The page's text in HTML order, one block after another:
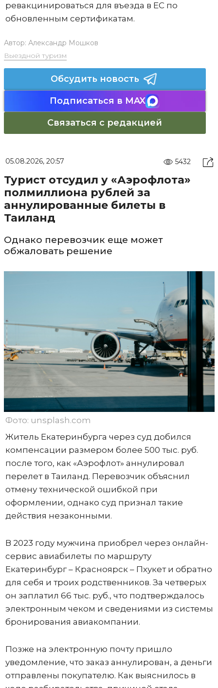
ревакцинироваться для въезда в ЕС по
обновленным сертификатам.
Автор: Александр Мошков
Выездной туризм
Обсудить новость
Подписаться в MAX
Связаться с редакцией
05.08.2026, 20:57 5432
Турист отсудил у «Аэрофлота»
полмиллиона рублей за
аннулированные билеты в
Таиланд
Однако перевозчик еще может
обжаловать решение
Фото: unsplash.com
Житель Екатеринбурга через суд добился
компенсации размером более 500 тыс. руб.
после того, как «Аэрофлот» аннулировал
перелет в Таиланд. Перевозчик объяснил
отмену технической ошибкой при
оформлении, однако суд признал такие
действия незаконными.
В 2023 году мужчина приобрел через онлайн-
сервис авиабилеты по маршруту
Екатеринбург – Красноярск – Пхукет и обратно
для себя и троих родственников. За четверых
он заплатил 66 тыс. руб., что подтверждалось
электронным чеком и сведениями из системы
бронирования авиакомпании.
Позже на электронную почту пришло
уведомление, что заказ аннулирован, а деньги
отправлены покупателю. Как выяснилось в